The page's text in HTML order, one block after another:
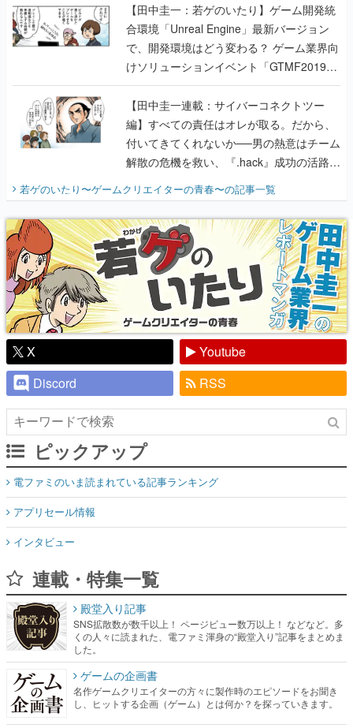
【田中圭一：若ゲのいたり】ゲーム開発統
合環境「Unreal Engine」最新バージョン
で、開発環境はどう変わる？ ゲーム業界向
けソリューションイベント「GTMF2019」
に行って、より理解を深めよう【PR】
【田中圭一連載：サイバーコネクトツー
編】すべての責任はオレが取る。だから、
付いてきてくれないか──男の熱意はチーム
解散の危機を救い、『.hack』成功の活路を
『少年ジャンプ』色だった【若ゲのいた
り】
若ゲのいたり〜ゲームクリエイターの青春〜の記事一覧
X
Youtube
Discord
RSS
ピックアップ
電ファミのいま読まれている記事ランキング
アプリセール情報
インタビュー
連載・特集一覧
殿堂入り記事
SNS拡散数が数千以上！ ページビュー数万以上！ などなど。多
くの人々に読まれた、電ファミ渾身の“殿堂入り”記事をまとめま
した。
ゲームの企画書
名作ゲームクリエイターの方々に製作時のエピソードをお聞き
し、ヒットする企画（ゲーム）とは何か？を探っていきます。